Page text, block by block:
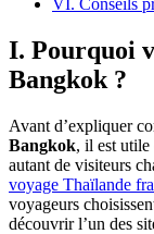
I. Pourquoi
Bangkok ?
Avant d’expliquer
Bangkok, il est utile
autant de visiteurs
voyage Thaïlande
voyageurs
découvrir l’un des